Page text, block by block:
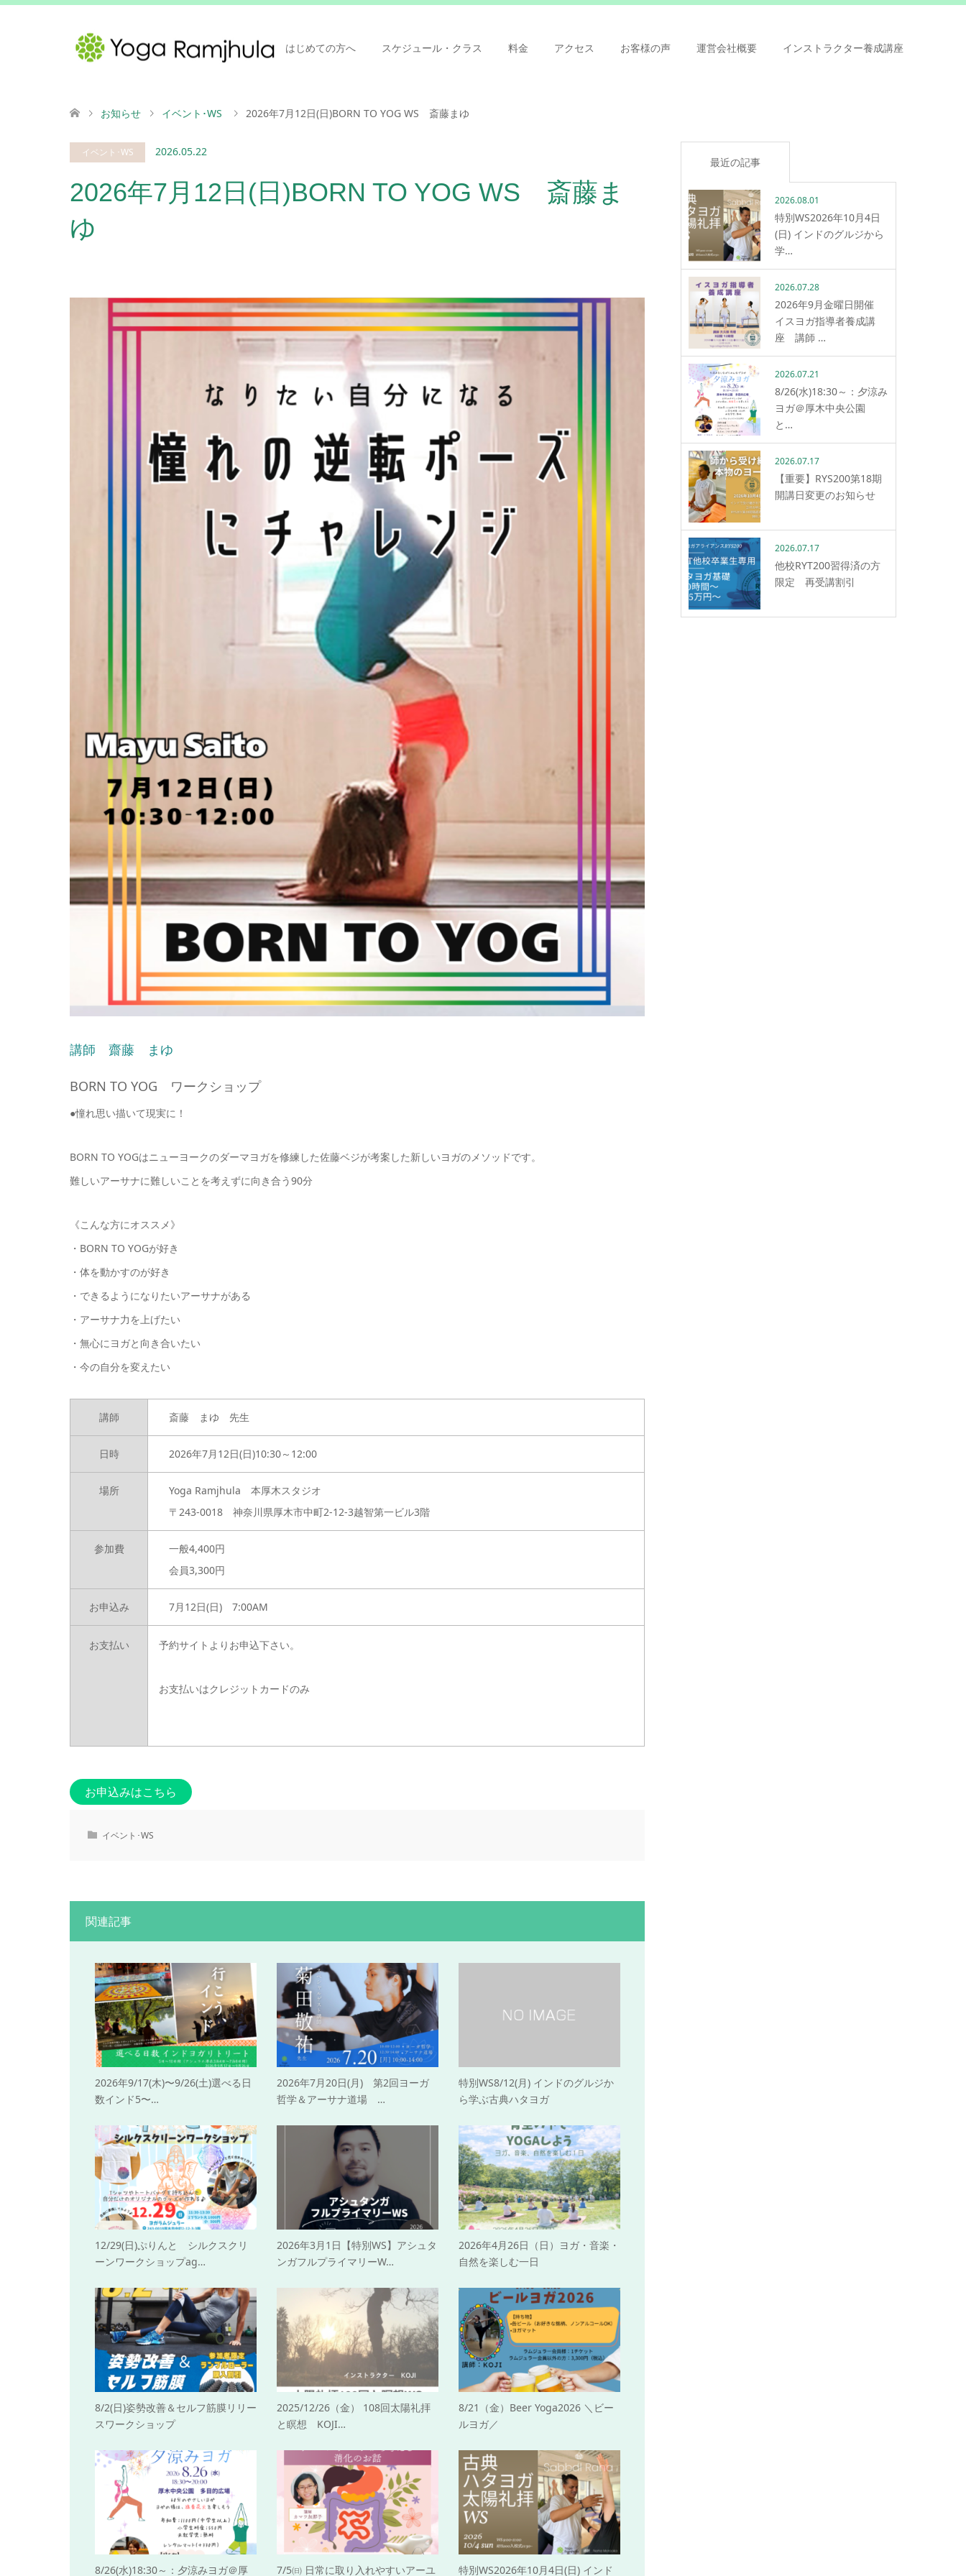
はじめての方へ スケジュール・クラス 料金 アクセス お客様の声 運営会社概要 インストラクター養成講座
お知らせ イベント･WS 2026年7月12日(日)BORN TO YOG WS 斎藤まゆ
イベント･WS 2026.05.22
2026年7月12日(日)BORN TO YOG WS 斎藤ま
ゆ
講師 齋藤 まゆ
BORN TO YOG ワークショップ
●憧れ思い描いて現実に！
BORN TO YOGはニューヨークのダーマヨガを修練した佐藤ベジが考案した新しいヨガのメソッドです。
難しいアーサナに難しいことを考えずに向き合う90分
《こんな方にオススメ》
・BORN TO YOGが好き
・体を動かすのが好き
・できるようになりたいアーサナがある
・アーサナ力を上げたい
・無心にヨガと向き合いたい
・今の自分を変えたい
講師 斎藤 まゆ 先生
日時 2026年7月12日(日)10:30～12:00
場所
Yoga Ramjhula 本厚木スタジオ
〒243-0018 神奈川県厚木市中町2-12-3越智第一ビル3階
参加費
一般4,400円
会員3,300円
お申込み 7月12日(日) 7:00AM
お支払い 予約サイトよりお申込下さい。
お支払いはクレジットカードのみ
お申込みはこちら
イベント･WS
関連記事
2026年9/17(木)〜9/26(土)選べる日
数インド5〜…
2026年7月20日(月) 第2回ヨーガ
哲学＆アーサナ道場 …
特別WS8/12(月) インドのグルジか
ら学ぶ古典ハタヨガ
12/29(日)ぷりんと シルクスクリ
ーンワークショップag…
2026年3月1日【特別WS】アシュタ
ンガフルプライマリーW…
2026年4月26日（日）ヨガ・音楽・
自然を楽しむ一日
8/2(日)姿勢改善＆セルフ筋膜リリー
スワークショップ
2025/12/26（金） 108回太陽礼拝
と瞑想 KOJI…
8/21（金）Beer Yoga2026 ＼ビー
ルヨガ／
8/26(水)18:30～：夕涼みヨガ＠厚 7/5㈰ 日常に取り入れやすいアーユ 特別WS2026年10月4日(日) インド
最近の記事
2026.08.01
特別WS2026年10月4日
(日) インドのグルジから
学…
2026.07.28
2026年9月金曜日開催
イスヨガ指導者養成講
座 講師 …
2026.07.21
8/26(水)18:30～：夕涼み
ヨガ＠厚木中央公園
と…
2026.07.17
【重要】RYS200第18期
開講日変更のお知らせ
2026.07.17
他校RYT200習得済の方
限定 再受講割引